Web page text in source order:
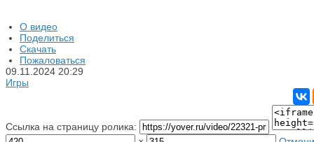
О видео
Поделиться
Скачать
Пожаловаться
09.11.2024 20:29
Игры
Ссылка на страницу ролика: